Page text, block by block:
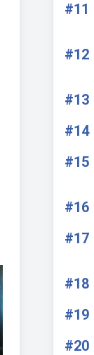
#11
#12
#13
#14
#15
#16
#17
#18
#19
#20